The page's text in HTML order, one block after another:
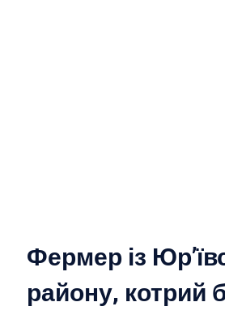
Фермер із
району, котрий